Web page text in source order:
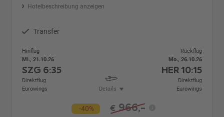
Hotelbeschreibung anzeigen
Transfer
Hinflug
Mi., 21.10.26
SZG 6:35
Direktflug
Eurowings
Details
Rückflug
Mo., 26.10.26
HER 10:15
Direktflug
Eurowings
-40% € 966,-